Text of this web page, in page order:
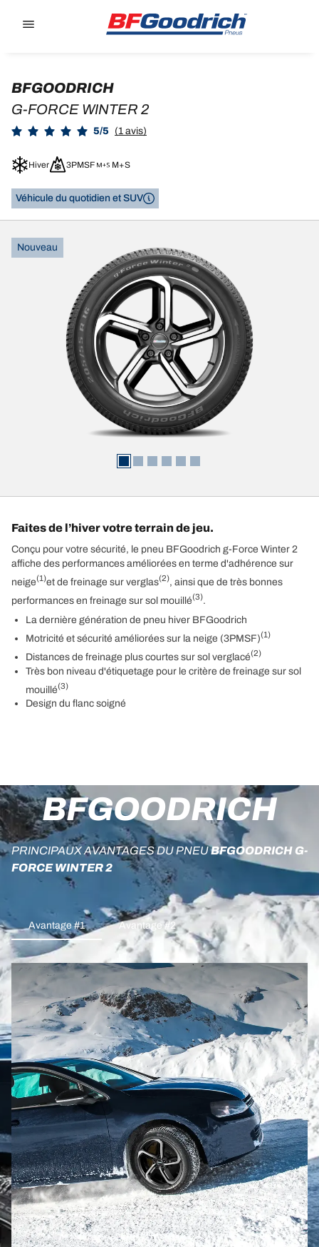
Nouveau
BFGOODRICH
G-FORCE WINTER 2
5/5 (1 avis)
Hiver 3PMSF M+S
Véhicule du quotidien et SUV
Faites de l’hiver votre terrain de jeu.
Conçu pour votre sécurité, le pneu BFGoodrich g-Force Winter 2
affiche des performances améliorées en terme d'adhérence sur
neige(1)et de freinage sur verglas(2), ainsi que de très bonnes
performances en freinage sur sol mouillé(3).
La dernière génération de pneu hiver BFGoodrich
Motricité et sécurité améliorées sur la neige (3PMSF)(1)
Distances de freinage plus courtes sur sol verglacé(2)
Très bon niveau d'étiquetage pour le critère de freinage sur sol
mouillé(3)
Design du flanc soigné
BFGOODRICH
PRINCIPAUX AVANTAGES DU PNEUBFGOODRICH G-
FORCE WINTER 2
Avantage #1 Avantage #2